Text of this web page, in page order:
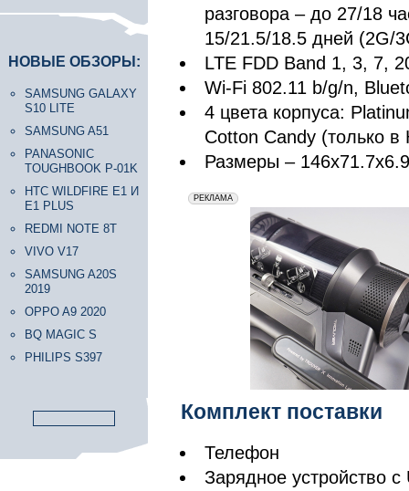
НОВЫЕ ОБЗОРЫ:
SAMSUNG GALAXY
S10 LITE
SAMSUNG A51
PANASONIC
TOUGHBOOK P-01K
HTC WILDFIRE E1 И
E1 PLUS
REDMI NOTE 8T
VIVO V17
SAMSUNG A20S
2019
OPPO A9 2020
BQ MAGIC S
PHILIPS S397
разговора – до 27/18
15/21.5/18.5 дней (2G/
LTE FDD Band 1, 3, 7,
Wi-Fi 802.11 b/g/n,
4 цвета корпуса:
Cotton Candy (только в
Размеры –
erid: 2VfnxxmNzs5
РЕКЛАМА
Комплект поставки
Телефон
Зарядное устройство